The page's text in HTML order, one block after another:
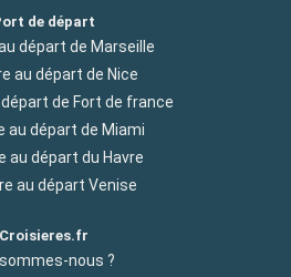
de départ
départ de Marseille
au départ de Nice
de Fort de france
au départ de Miami
au départ du Havre
au départ Venise
Croisieres.fr
nous ?